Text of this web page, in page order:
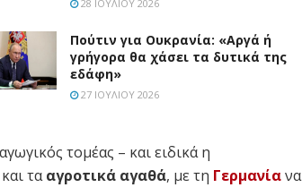
28 ΙΟΥΛΊΟΥ 2026
Πούτιν για Ουκρανία: «Αργά ή
γρήγορα θα χάσει τα δυτικά της
εδάφη»
27 ΙΟΥΛΊΟΥ 2026
τομέας – και ειδικά η
και τααγροτικά αγαθά, με τη Γερμανίανα